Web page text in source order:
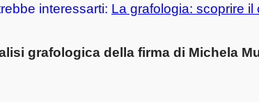
interessarti: La grafologia: scoprire il
grafologica della firma di Michela